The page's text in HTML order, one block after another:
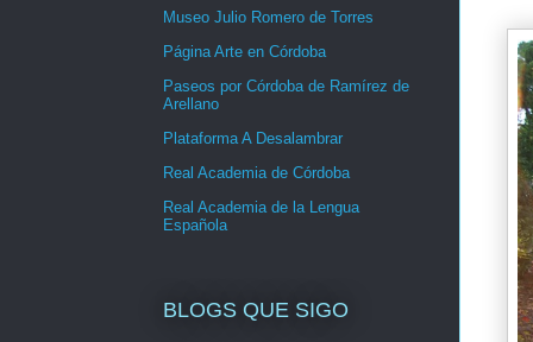
Museo Julio Romero de Torres
Página Arte en Córdoba
Paseos por Córdoba de Ramírez de
Arellano
Plataforma A Desalambrar
Real Academia de Córdoba
Real Academia de la Lengua
Española
BLOGS QUE SIGO